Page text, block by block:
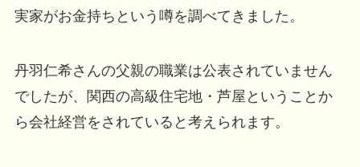
実家がお金持ちという噂を調べてきました。
丹羽仁希さんの父親の職業は公表されていません
でしたが、関西の高級住宅地・芦屋ということか
ら会社経営をされていると考えられます。